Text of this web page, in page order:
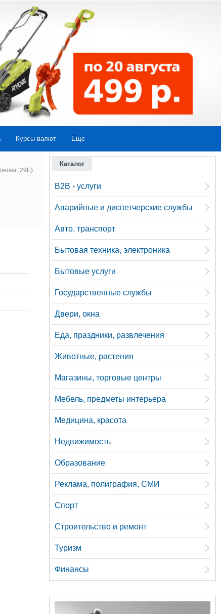
Курсы валют Еще
29Б)
Каталог
B2B - услуги
Аварийные и диспетчерские службы
Авто, транспорт
Бытовая техника, электроника
Бытовые услуги
Государственные службы
Двери, окна
Еда, праздники, развлечения
Животные, растения
Магазины, торговые центры
Мебель, предметы интерьера
Медицина, красота
Недвижимость
Образование
Реклама, полиграфия, СМИ
Спорт
Строительство и ремонт
Туризм
Финансы